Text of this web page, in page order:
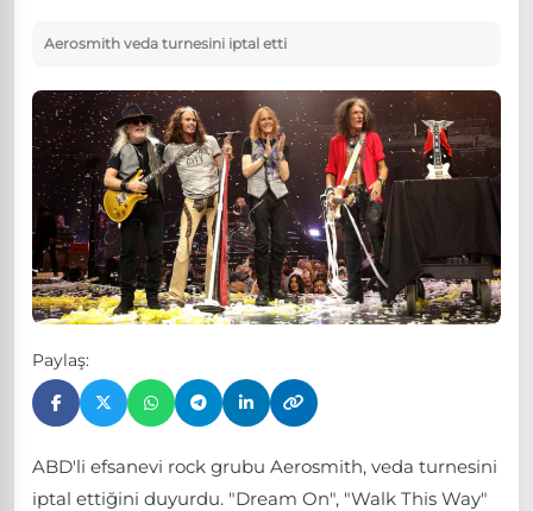
Aerosmith veda turnesini iptal etti
Paylaş:
ABD'li efsanevi rock grubu Aerosmith, veda turnesini
iptal ettiğini duyurdu. "Dream On", "Walk This Way"